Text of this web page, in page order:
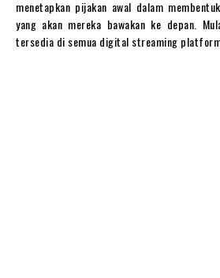
menetapkan pijakan awal dalam
yang akan mereka bawakan ke depan.
tersedia di semua digital streaming